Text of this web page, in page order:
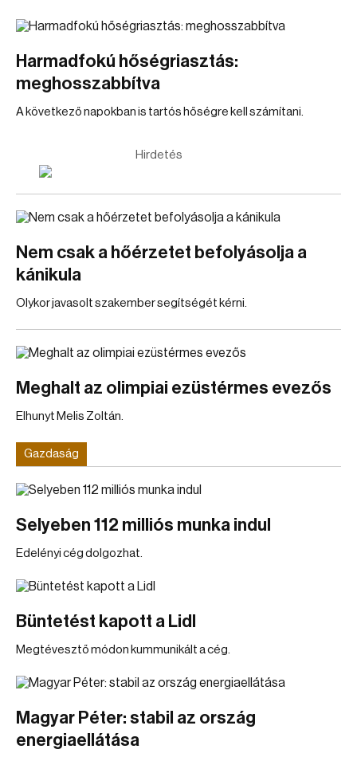
Harmadfokú hőségriasztás:
meghosszabbítva
A következő napokban is tartós hőségre kell számítani.
Hirdetés
Nem csak a hőérzetet befolyásolja a
kánikula
Olykor javasolt szakember segítségét kérni.
Meghalt az olimpiai ezüstérmes evezős
Elhunyt Melis Zoltán.
Gazdaság
Selyeben 112 milliós munka indul
Edelényi cég dolgozhat.
Büntetést kapott a Lidl
Megtévesztő módon kummunikált a cég.
Magyar Péter: stabil az ország
energiaellátása